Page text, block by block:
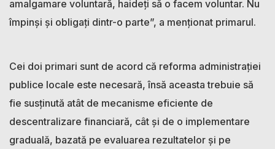
amalgamare voluntară, haideți să o facem voluntar. Nu
împinși și obligați dintr-o parte”, a menționat primarul.
Cei doi primari sunt de acord că reforma administrației
publice locale este necesară, însă aceasta trebuie să
fie susținută atât de mecanisme eficiente de
descentralizare financiară, cât și de o implementare
graduală, bazată pe evaluarea rezultatelor și pe